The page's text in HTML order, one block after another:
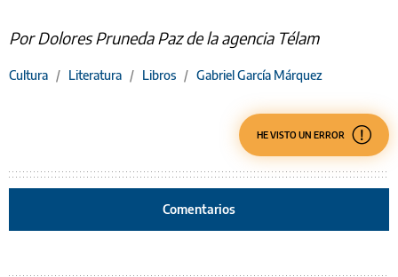
Por Dolores Pruneda Paz de la agencia Télam
Cultura / Literatura / Libros / Gabriel García Márquez
HE VISTO UN ERROR
Comentarios